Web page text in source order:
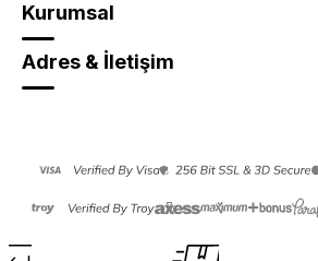
Kurumsal
Adres & İletişim